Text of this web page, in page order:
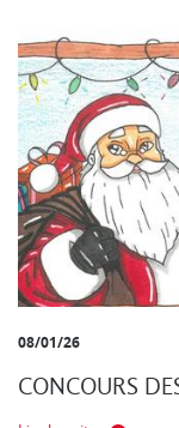
08/01/26
CONCOURS